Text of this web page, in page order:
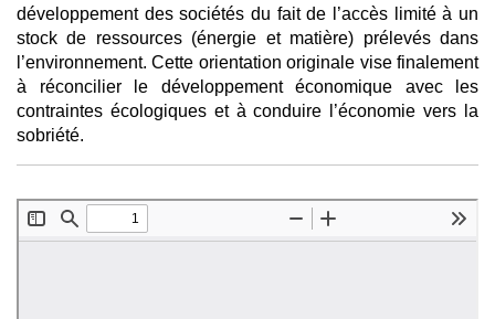
développement des sociétés du fait de l’accès limité à un
stock de ressources (énergie et matière) prélevés dans
l’environnement. Cette orientation originale vise finalement
à réconcilier le développement économique avec les
contraintes écologiques et à conduire l’économie vers la
sobriété.